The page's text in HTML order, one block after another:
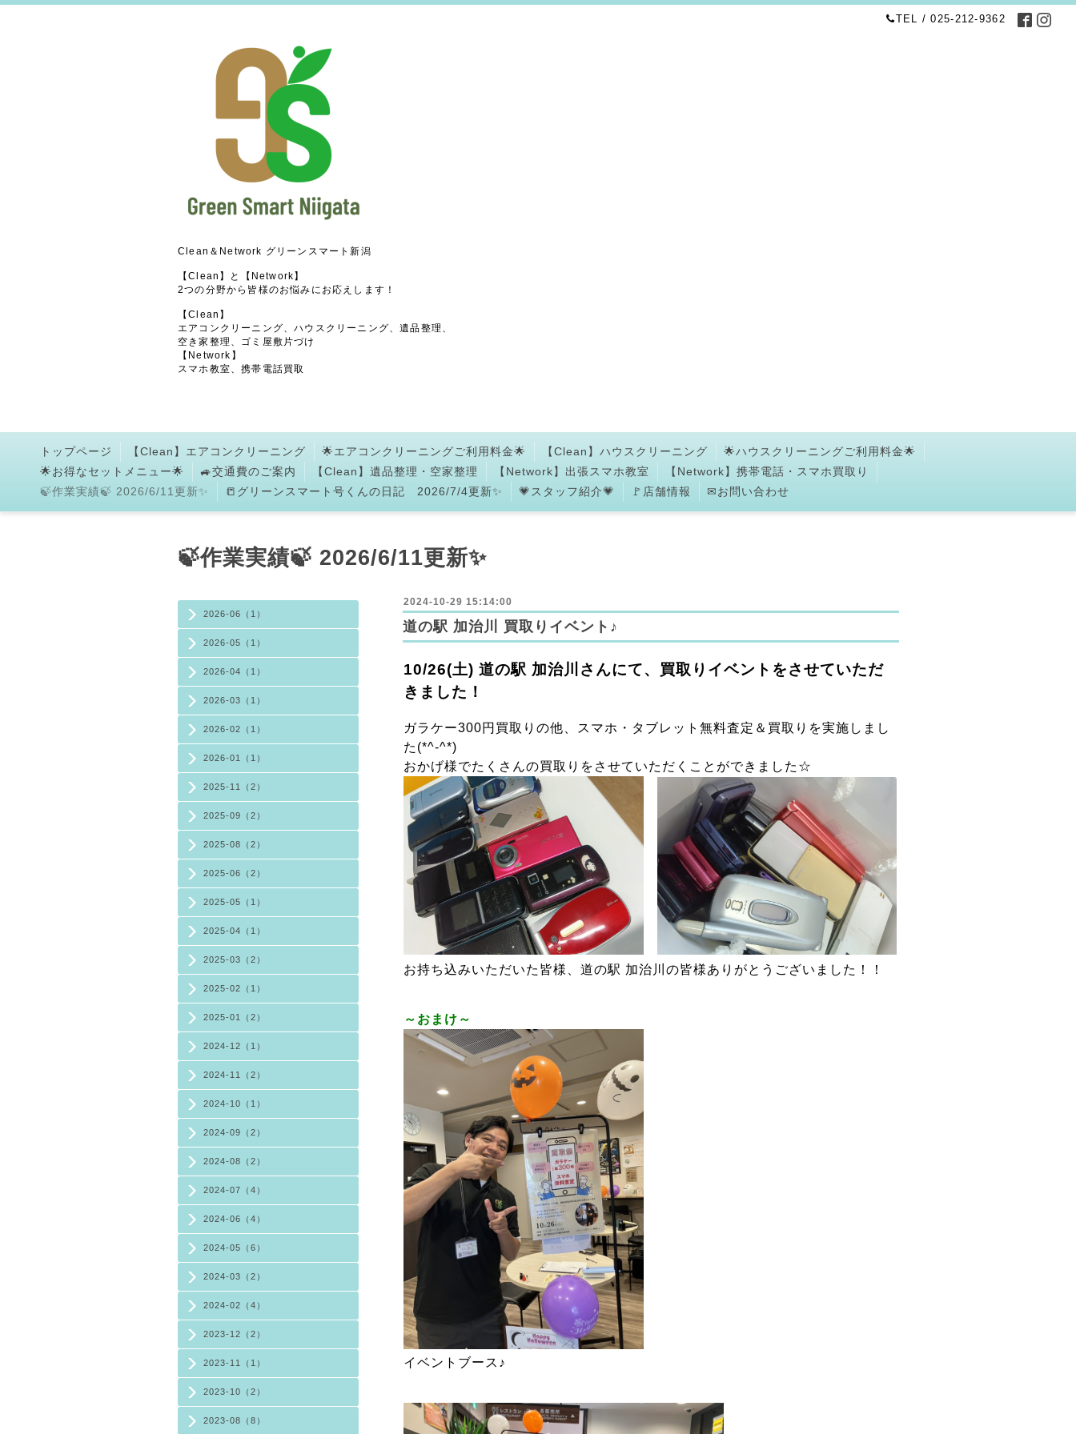
TEL / 025-212-9362
Clean＆Network グリーンスマート新潟
【Clean】と【Network】
2つの分野から皆様のお悩みにお応えします！
【Clean】
エアコンクリーニング、ハウスクリーニング、遺品整理、
空き家整理、ゴミ屋敷片づけ
【Network】
スマホ教室、携帯電話買取
トップページ 【Clean】エアコンクリーニング 🌟エアコンクリーニングご利用料金🌟 【Clean】ハウスクリーニング
🌟ハウスクリーニングご利用料金🌟
🌟お得なセットメニュー🌟
🚙交通費のご案内 【Clean】遺品整理・空家整理 【Network】出張スマホ教室
【Network】携帯電話・スマホ買取り
🍃作業実績🍃 2026/6/11更新✨
📒グリーンスマート号くんの日記 2026/7/4更新✨ 💗スタッフ紹介💗 🚩店舗情報 ✉お問い合わせ
2026-06（1）
2026-05（1）
2026-04（1）
2026-03（1）
2026-02（1）
2026-01（1）
2025-11（2）
2025-09（2）
2025-08（2）
2025-06（2）
2025-05（1）
2025-04（1）
2025-03（2）
2025-02（1）
2025-01（2）
2024-12（1）
2024-11（2）
2024-10（1）
2024-09（2）
2024-08（2）
2024-07（4）
2024-06（4）
2024-05（6）
2024-03（2）
2024-02（4）
2023-12（2）
2023-11（1）
2023-10（2）
2023-08（8）
🍃作業実績🍃 2026/6/11更新✨
2024-10-29 15:14:00
道の駅 加治川 買取りイベント♪
10/26(土) 道の駅 加治川さんにて、買取りイベントをさせていただ
きました！
ガラケー300円買取りの他、スマホ・タブレット無料査定＆買取りを実施しまし
た(*^-^*)
おかげ様でたくさんの買取りをさせていただくことができました☆
お持ち込みいただいた皆様、道の駅 加治川の皆様ありがとうございました！！
～おまけ～
イベントブース♪